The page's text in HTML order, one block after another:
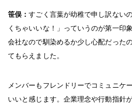
笹俣：すごく言葉が幼稚で申し訳ない
くちゃいいな！」っていうのが第一印
会社なので馴染めるか少し心配だった
てもらえました。
メンバーもフレンドリーでコミュニケ
いいと感じます。企業理念や行動指針